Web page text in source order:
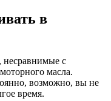
в
несравнимые с
масла.
возможно, вы не
время.